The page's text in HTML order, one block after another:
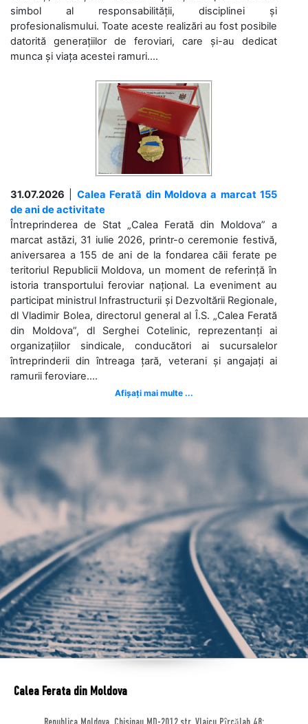
simbol al responsabilității, disciplinei și
profesionalismului. Toate aceste realizări au fost posibile
datorită generațiilor de feroviari, care și-au dedicat
munca și viața acestei ramuri....
31.07.2026
Calea Ferată din Moldova a marcat 155
de ani de activitate
Întreprinderea de Stat „Calea Ferată din Moldova” a
marcat astăzi, 31 iulie 2026, printr-o ceremonie festivă,
aniversarea a 155 de ani de la fondarea căii ferate pe
teritoriul Republicii Moldova, un moment de referință în
istoria transportului feroviar național. La eveniment au
participat ministrul Infrastructurii și Dezvoltării Regionale,
dl Vladimir Bolea, directorul general al Î.S. „Calea Ferată
din Moldova”, dl Serghei Cotelinic, reprezentanți ai
organizațiilor sindicale, conducători ai sucursalelor
întreprinderii din întreaga țară, veterani și angajați ai
ramurii feroviare....
Afișați mai multe ...
Calea Ferata din Moldova